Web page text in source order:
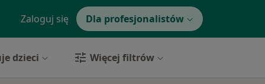
Zaloguj się Dla profesjonalistów
dzieci Więcej filtrów